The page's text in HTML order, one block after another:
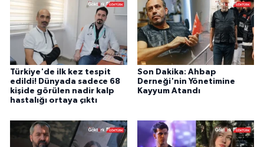
Türkiye'de ilk kez tespit
edildi! Dünyada sadece 68
kişide görülen nadir kalp
hastalığı ortaya çıktı
Son Dakika: Ahbap
Derneği'nin Yönetimine
Kayyum Atandı